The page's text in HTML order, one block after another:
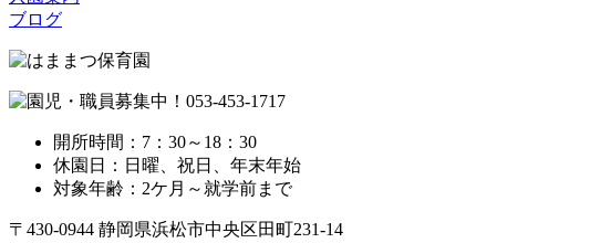
ブログ
開所時間：7：30～18：30
休園日：日曜、祝日、年末年始
対象年齢：2ケ月～就学前まで
〒430-0944 静岡県浜松市中央区田町231-14